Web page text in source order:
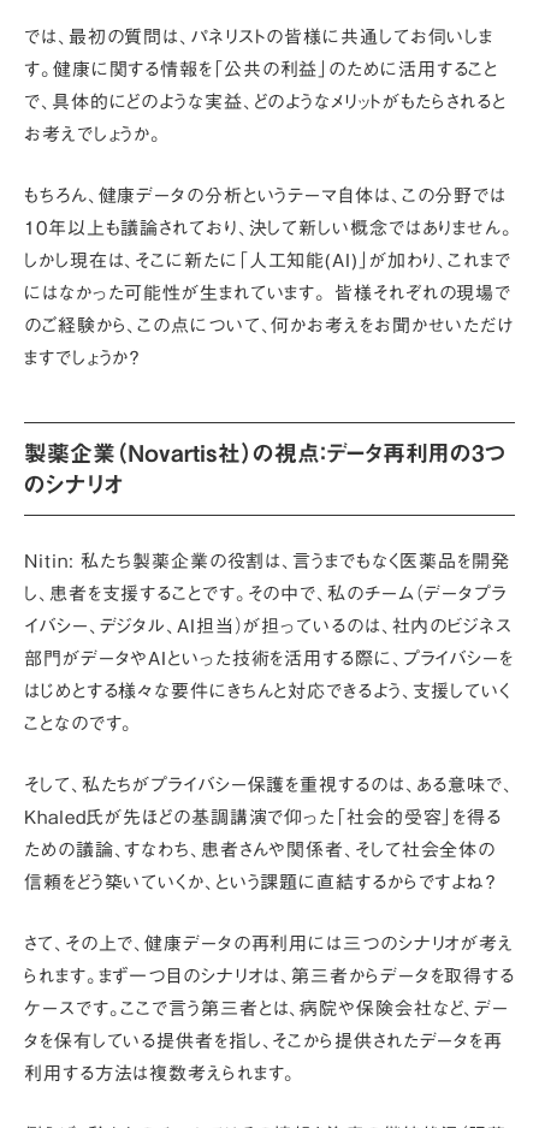
では、最初の質問は、パネリストの皆様に共通してお伺いしま
す。健康に関する情報を「公共の利益」のために活用すること
で、具体的にどのような実益、どのようなメリットがもたらされると
お考えでしょうか。
もちろん、健康データの分析というテーマ自体は、この分野では
10年以上も議論されており、決して新しい概念ではありません。
しかし現在は、そこに新たに「人工知能(AI)」が加わり、これまで
にはなかった可能性が生まれています。 皆様それぞれの現場で
のご経験から、この点について、何かお考えをお聞かせいただけ
ますでしょうか？
製薬企業（Novartis社）の視点：データ再利用の3つ
のシナリオ
Nitin: 私たち製薬企業の役割は、言うまでもなく医薬品を開発
し、患者を支援することです。その中で、私のチーム（データプラ
イバシー、デジタル、AI担当）が担っているのは、社内のビジネス
部門がデータやAIといった技術を活用する際に、プライバシーを
はじめとする様々な要件にきちんと対応できるよう、支援していく
ことなのです。
そして、私たちがプライバシー保護を重視するのは、ある意味で、
Khaled氏が先ほどの基調講演で仰った「社会的受容」を得る
ための議論、すなわち、患者さんや関係者、そして社会全体の
信頼をどう築いていくか、という課題に直結するからですよね？
さて、その上で、健康データの再利用には三つのシナリオが考え
られます。まず一つ目のシナリオは、第三者からデータを取得する
ケースです。ここで言う第三者とは、病院や保険会社など、デー
タを保有している提供者を指し、そこから提供されたデータを再
利用する方法は複数考えられます。